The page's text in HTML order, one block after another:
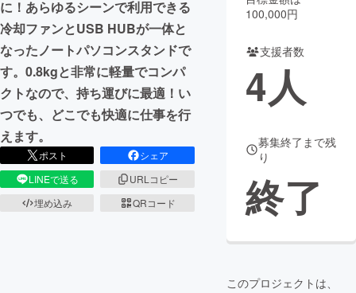
CAMPFIRE for Social Good
CAMPFIRE Creation
CAMPFIREふるさと納税machi-ya コミュニティ
に！あらゆるシーンで利用できる
冷却ファンとUSB HUBが一体と
なったノートパソコンスタンドで
す。0.8kgと非常に軽量でコンパ
クトなので、持ち運びに最適！い
つでも、どこでも快適に仕事を行
えます。
ポスト
シェア
LINEで送る
URLコピー
埋め込み
QRコード
100,000円
支援者数
4人
募集終了まで残
り
終了
このプロジェクトは、